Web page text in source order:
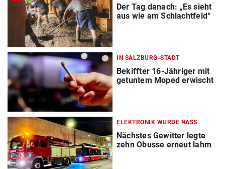
Der Tag danach: „Es sieht
aus wie am Schlachtfeld“
IN SALZBURG-STADT
Bekiffter 16-Jähriger mit
getuntem Moped erwischt
ELEKTRONIK WURDE NASS
Nächstes Gewitter legte
zehn Obusse erneut lahm